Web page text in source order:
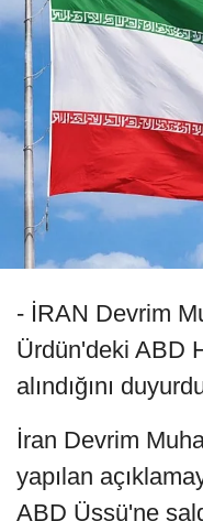
- İRAN Devrim
Ürdün'deki ABD
alındığını
İran Devrim
yapılan
ABD Üssü'ne